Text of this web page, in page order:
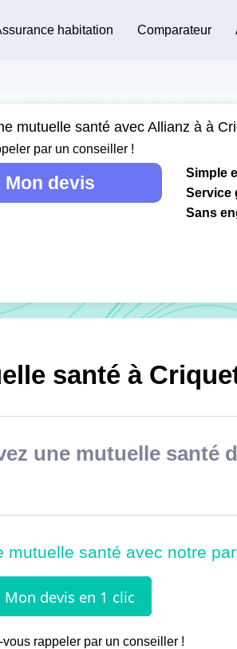
habitation Comparateur
mutuelle santé avec Allianz à à
par un conseiller !
Mon devis
Simple
Service
Sans
santé à
une mutuelle santé
vous rappeler par un conseiller !